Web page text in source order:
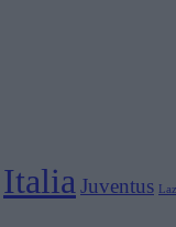
Italia Juventus